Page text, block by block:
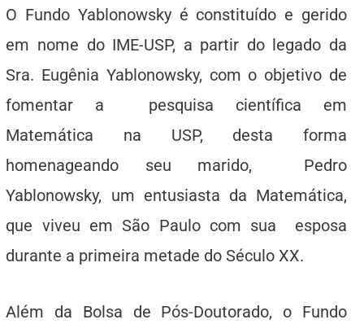
O Fundo Yablonowsky é constituído e gerido
em nome do IME-USP, a partir do legado da
Sra. Eugênia Yablonowsky, com o objetivo de
fomentar a pesquisa científica em
Matemática na USP, desta forma
homenageando seu marido, Pedro
Yablonowsky, um entusiasta da Matemática,
que viveu em São Paulo com sua esposa
durante a primeira metade do Século XX.
Além da Bolsa de Pós-Doutorado, o Fundo